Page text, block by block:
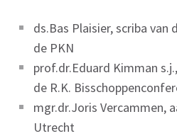
ds.Bas Plaisier, scriba van
de PKN
prof.dr.Eduard Kimman
de R.K.
mgr.dr.Joris Vercammen,
Utrecht